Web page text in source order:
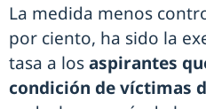
La medida menos
por ciento, ha sido la
tasa a losaspirantes
condición de víctimas